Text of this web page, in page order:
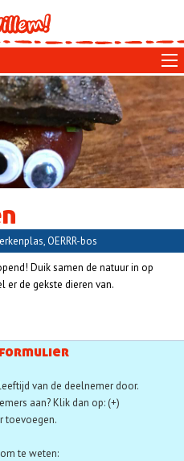
OERRR-bos
Duik samen de natuur in op
er de gekste dieren van.
van de deelnemer door.
aan? Klik dan op: (+)
toevoegen.
te weten: